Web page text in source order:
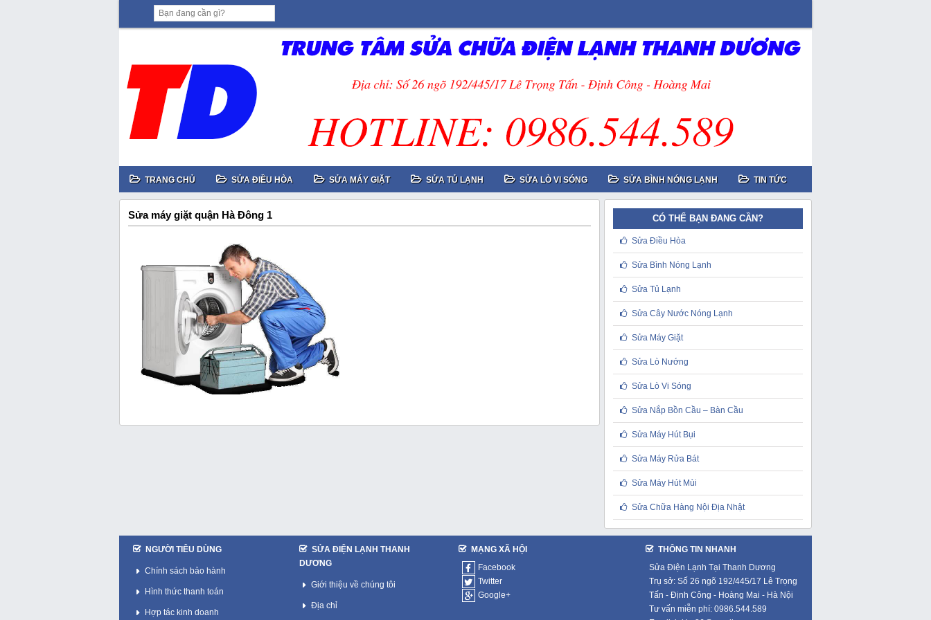
TRANG CHỦ SỬA ĐIỀU HÒA SỬA MÁY GIẶT SỬA TỦ LẠNH SỬA LÒ VI SÓNG SỬA BÌNH NÓNG LẠNH TIN TỨC
Sửa máy giặt quận Hà Đông 1 CÓ THỂ BẠN ĐANG CẦN?
Sửa Điều Hòa
Sửa Bình Nóng Lạnh
Sửa Tủ Lạnh
Sửa Cây Nước Nóng Lạnh
Sửa Máy Giặt
Sửa Lò Nướng
Sửa Lò Vi Sóng
Sửa Nắp Bồn Cầu – Bàn Cầu
Sửa Máy Hút Bụi
Sửa Máy Rửa Bát
Sửa Máy Hút Mùi
Sửa Chữa Hàng Nội Địa Nhật
NGƯỜI TIÊU DÙNG
Chính sách bảo hành
Hình thức thanh toán
Hợp tác kinh doanh
SỬA ĐIỆN LẠNH THANH
DƯƠNG
Giới thiệu về chúng tôi
Địa chỉ
MẠNG XÃ HỘI
Facebook
Twitter
Google+
THÔNG TIN NHANH
Sửa Điện Lạnh Tại Thanh Dương
Trụ sở: Số 26 ngõ 192/445/17 Lê Trọng
Tấn - Định Công - Hoàng Mai - Hà Nội
Tư vấn miễn phí: 0986.544.589